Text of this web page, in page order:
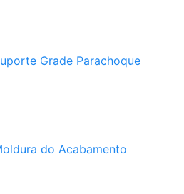
Grade Parachoque
do Acabamento